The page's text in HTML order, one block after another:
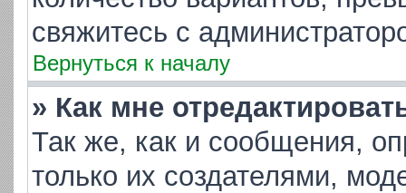
свяжитесь с
Вернуться к началу
» Как мне
Так же, как и сообщения,
только их создателями,